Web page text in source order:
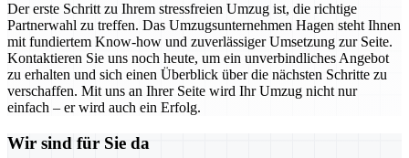
Der erste Schritt zu Ihrem stressfreien Umzug ist, die richtige
Partnerwahl zu treffen. Das Umzugsunternehmen Hagen steht Ihnen
mit fundiertem Know-how und zuverlässiger Umsetzung zur Seite.
Kontaktieren Sie uns noch heute, um ein unverbindliches Angebot
zu erhalten und sich einen Überblick über die nächsten Schritte zu
verschaffen. Mit uns an Ihrer Seite wird Ihr Umzug nicht nur
einfach – er wird auch ein Erfolg.
Wir sind für Sie da